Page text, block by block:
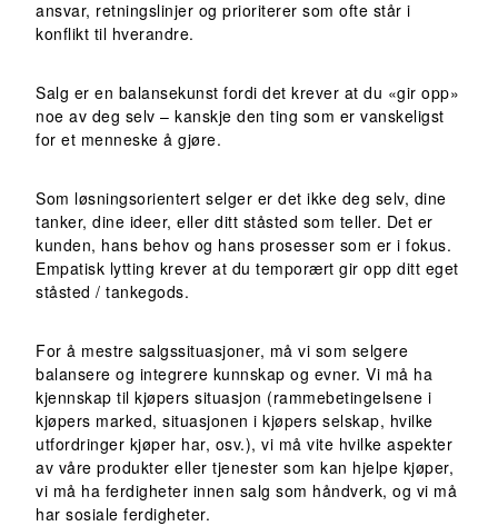
ansvar, retningslinjer og prioriterer som ofte står i
konflikt til hverandre.
Salg er en balansekunst fordi det krever at du «gir opp»
noe av deg selv – kanskje den ting som er vanskeligst
for et menneske å gjøre.
Som løsningsorientert selger er det ikke deg selv, dine
tanker, dine ideer, eller ditt ståsted som teller. Det er
kunden, hans behov og hans prosesser som er i fokus.
Empatisk lytting krever at du temporært gir opp ditt eget
ståsted / tankegods.
For å mestre salgssituasjoner, må vi som selgere
balansere og integrere kunnskap og evner. Vi må ha
kjennskap til kjøpers situasjon (rammebetingelsene i
kjøpers marked, situasjonen i kjøpers selskap, hvilke
utfordringer kjøper har, osv.), vi må vite hvilke aspekter
av våre produkter eller tjenester som kan hjelpe kjøper,
vi må ha ferdigheter innen salg som håndverk, og vi må
har sosiale ferdigheter.